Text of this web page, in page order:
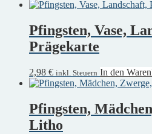
Pfingsten, Vase,
Prägekarte
2,98 € inkl. Steuern In den
Pfingsten,
Litho